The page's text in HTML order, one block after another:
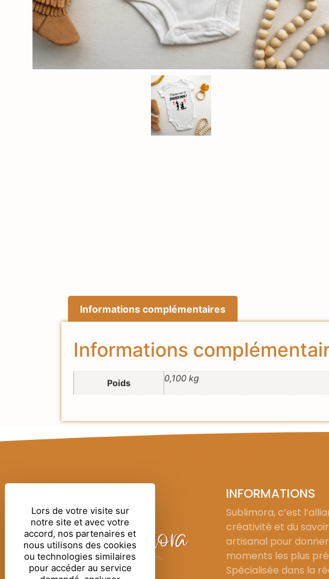
Informations complémentaires
Informations
Poids 0,100 kg
INFORMATIONS
Sublimora, c’est
créativité et du
artisanal pour
moments les plus
Spécialisée dans la
Lors de votre visite sur
notre site et avec votre
accord, nos partenaires et
nous utilisons des cookies
ou technologies similaires
pour accéder au service